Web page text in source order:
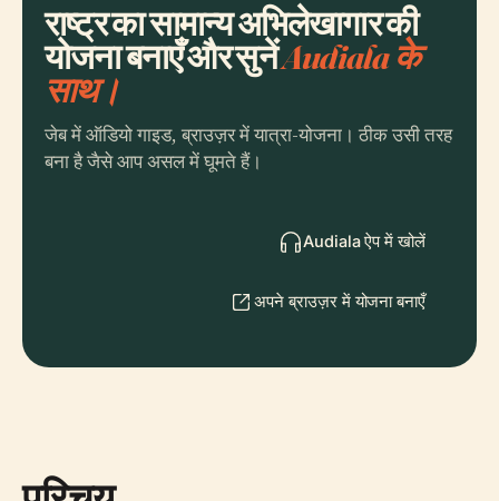
राष्ट्र का सामान्य अभिलेखागार की
योजना बनाएँ और सुनेंAudiala के
साथ।
जेब में ऑडियो गाइड, ब्राउज़र में यात्रा-योजना। ठीक उसी तरह
बना है जैसे आप असल में घूमते हैं।
Audiala ऐप में खोलें
अपने ब्राउज़र में योजना बनाएँ